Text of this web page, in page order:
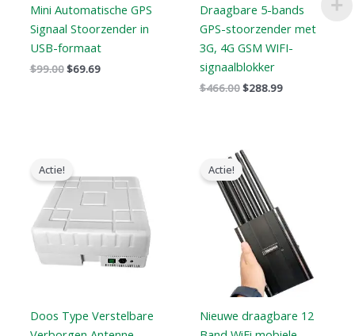
Mini Automatische GPS
Signaal Stoorzender in
USB-formaat
$99.00$69.69
Draagbare 5-bands
GPS-stoorzender met
3G, 4G GSM WIFI-
signaalblokker
$466.00$288.99
Actie!
Doos Type Verstelbare
was:
$1,699.00.
is:
$1,099.99.
Actie!
Nieuwe draagbare 12
Oorspronkelijke
prijs
was:
$999.00.